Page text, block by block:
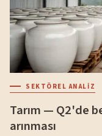
SEKTÖREL ANALIZ
Tarım — Q2'de
arınması